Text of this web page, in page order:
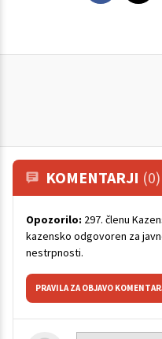
KOMENTARJI (0)
Opozorilo: 297. členu
kazensko odgovoren za
nestrpnosti.
PRAVILA ZA OBJAVO